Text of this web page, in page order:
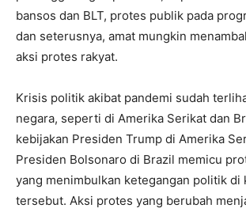
bansos dan BLT, protes publik pada
dan seterusnya, amat mungkin
aksi protes rakyat.
Krisis politik akibat pandemi sudah
negara, seperti di Amerika Serikat dan
kebijakan Presiden Trump di Amerika
Presiden Bolsonaro di Brazil memicu
yang menimbulkan ketegangan politik di
tersebut. Aksi protes yang berubah